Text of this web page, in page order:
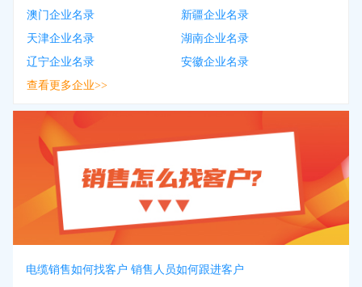
澳门企业名录
新疆企业名录
天津企业名录
湖南企业名录
辽宁企业名录
安徽企业名录
查看更多企业>>
电缆销售如何找客户 销售人员如何跟进客户